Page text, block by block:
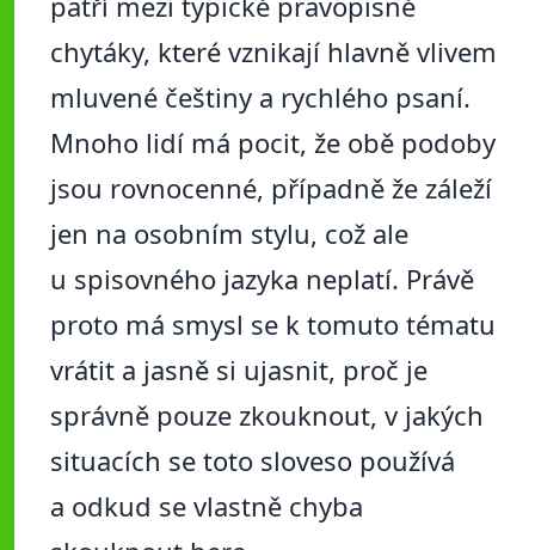
chytáky, které vznikají hlavně vlivem
mluvené češtiny a rychlého psaní.
Mnoho lidí má pocit, že obě podoby
jsou rovnocenné, případně že záleží
jen na osobním stylu, což ale
u spisovného jazyka neplatí. Právě
proto má smysl se k tomuto tématu
vrátit a jasně si ujasnit, proč je
správně pouze zkouknout, v jakých
situacích se toto sloveso používá
a odkud se vlastně chyba